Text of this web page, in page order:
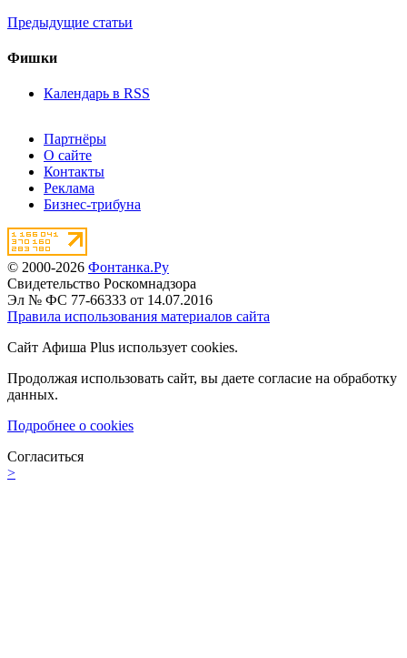
Предыдущие статьи
Фишки
Календарь в RSS
Партнёры
О сайте
Контакты
Реклама
Бизнес-трибуна
© 2000-2026 Фонтанка.Ру
Свидетельство Роскомнадзора
Эл № ФС 77-66333 от 14.07.2016
Правила использования материалов сайта
Сайт Афиша Plus использует cookies.
Продолжая использовать сайт, вы даете согласие на обработку
данных.
Подробнее о cookies
Согласиться
>